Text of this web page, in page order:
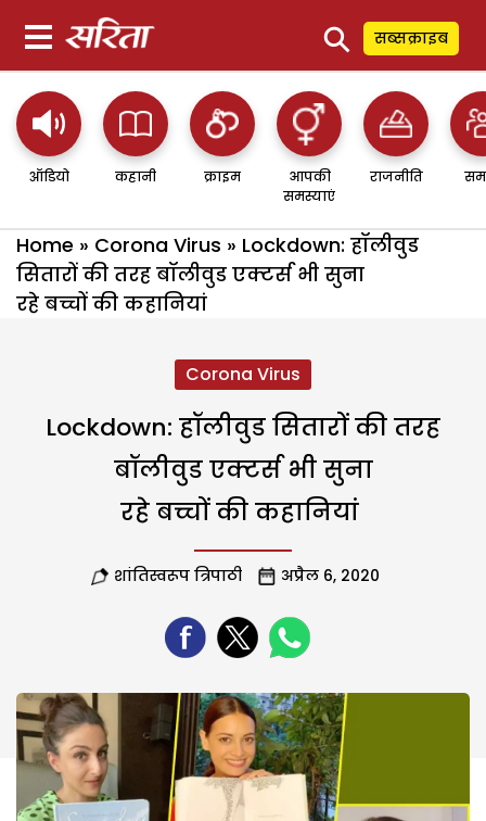
⚲ सब्सक्राइब
ऑडियो कहानी क्राइम
आपकी
समस्याएं
राजनीति
Home » Corona Virus » Lockdown: हॉलीवुड
सितारों की तरह बॉलीवुड एक्टर्स भी सुना
रहे बच्चों की कहानियां
Corona Virus
Lockdown: हॉलीवुड सितारों की तरह
बॉलीवुड एक्टर्स भी सुना
रहे बच्चों की कहानियां
शांतिस्वरूप त्रिपाठी अप्रैल 6, 2020